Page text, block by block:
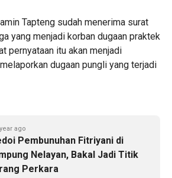
Tapteng sudah menerima surat
yang menjadi korban dugaan praktek
pernyataan itu akan menjadi
dugaan pungli yang terjadi
ago
Pembunuhan Fitriyani di
Nelayan, Bakal Jadi Titik
Perkara